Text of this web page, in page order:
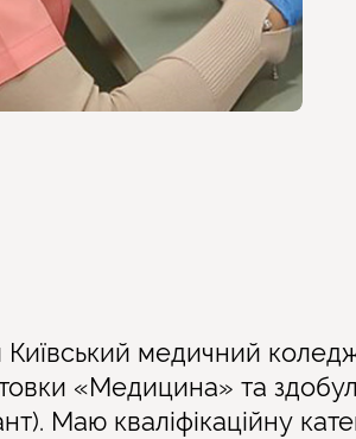
медичний
«Медицина» та
Маю кваліфікаційну